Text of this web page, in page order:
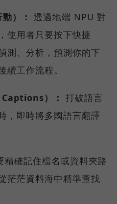
）： 透過地端 NPU 對
使用者只要按下快捷
測、分析，預測你的下
續工作流程。
）： 打破語言
，即時將多國語言翻譯
精確記住檔名或資料夾路
茫茫資料海中精準查找